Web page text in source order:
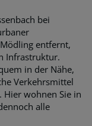
bei
entfernt,
Infrastruktur.
in der Nähe,
Verkehrsmittel
wohnen Sie in
alle